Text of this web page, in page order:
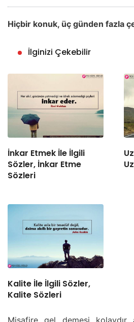
Hiçbir konuk, üç günden fazla
İlginizi Çekebilir
İnkar Etmek İle İlgili
Sözler, İnkar Etme
Sözleri
Kalite İle İlgili Sözler,
Kalite Sözleri